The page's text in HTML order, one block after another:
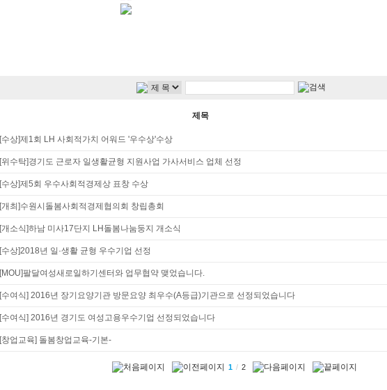
제목
[수상]제1회 LH 사회적가치 어워드 '우수상'수상
[위수탁]경기도 근로자 일생활균형 지원사업 가사서비스 업체 선정
[수상]제5회 우수사회적경제상 표창 수상
[개최]수원시돌봄사회적경제협의회 창립총회
[개소식]하남 미사17단지 LH돌봄나눔둥지 개소식
[수상]2018년 일·생활 균형 우수기업 선정
[MOU]팔달여성새로일하기센터와 업무협약 맺었습니다.
[수여식] 2016년 장기요양기관 방문요양 최우수(A등급)기관으로 선정되었습니다
[수여식] 2016년 경기도 여성고용우수기업 선정되었습니다
[창업교육] 돌봄창업교육-기본-
1 / 2